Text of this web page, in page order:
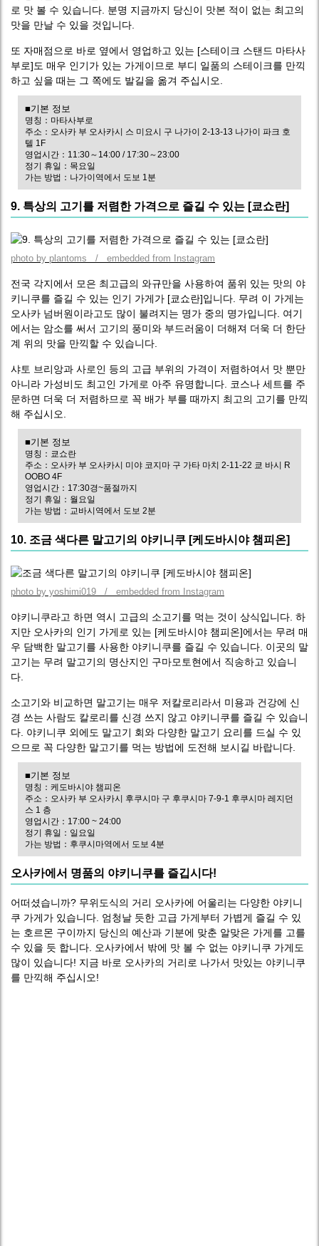
로 맛 볼 수 있습니다. 분명 지금까지 당신이 맛본 적이 없는 최고의
맛을 만날 수 있을 것입니다.
또 자매점으로 바로 옆에서 영업하고 있는 [스테이크 스탠드 마타사
부로]도 매우 인기가 있는 가게이므로 부디 일품의 스테이크를 만끽
하고 싶을 때는 그 쪽에도 발길을 옮겨 주십시오.
■기본 정보
명칭：마타사부로
주소：오사카 부 오사카시 스 미요시 구 나가이 2-13-13 나가이 파크 호
텔 1F
영업시간：11:30～14:00 / 17:30～23:00
정기 휴일：목요일
가는 방법：나가이역에서 도보 1분
9. 특상의 고기를 저렴한 가격으로 즐길 수 있는 [쿄쇼란]
photo by plantoms / embedded from Instagram
전국 각지에서 모은 최고급의 와규만을 사용하여 품위 있는 맛의 야
키니쿠를 즐길 수 있는 인기 가게가 [쿄쇼란]입니다. 무려 이 가게는
오사카 넘버원이라고도 많이 불려지는 명가 중의 명가입니다. 여기
에서는 암소를 써서 고기의 풍미와 부드러움이 더해져 더욱 더 한단
계 위의 맛을 만끽할 수 있습니다.
샤토 브리앙과 사로인 등의 고급 부위의 가격이 저렴하여서 맛 뿐만
아니라 가성비도 최고인 가게로 아주 유명합니다. 코스나 세트를 주
문하면 더욱 더 저렴하므로 꼭 배가 부를 때까지 최고의 고기를 만끽
해 주십시오.
■기본 정보
명칭：쿄쇼란
주소：오사카 부 오사카시 미야 코지마 구 가타 마치 2-11-22 쿄 바시 R
OOBO 4F
영업시간：17:30경~품절까지
정기 휴일：월요일
가는 방법：교바시역에서 도보 2분
10. 조금 색다른 말고기의 야키니쿠 [케도바시야 챔피온]
photo by yoshimi019 / embedded from Instagram
야키니쿠라고 하면 역시 고급의 소고기를 먹는 것이 상식입니다. 하
지만 오사카의 인기 가게로 있는 [케도바시야 챔피온]에서는 무려 매
우 담백한 말고기를 사용한 야키니쿠를 즐길 수 있습니다. 이곳의 말
고기는 무려 말고기의 명산지인 구마모토현에서 직송하고 있습니
다.
소고기와 비교하면 말고기는 매우 저칼로리라서 미용과 건강에 신
경 쓰는 사람도 칼로리를 신경 쓰지 않고 야키니쿠를 즐길 수 있습니
다. 야키니쿠 외에도 말고기 회와 다양한 말고기 요리를 드실 수 있
으므로 꼭 다양한 말고기를 먹는 방법에 도전해 보시길 바랍니다.
■기본 정보
명칭：케도바시야 챔피온
주소：오사카 부 오사카시 후쿠시마 구 후쿠시마 7-9-1 후쿠시마 레지던
스 1 층
영업시간：17:00 ~ 24:00
정기 휴일：일요일
가는 방법：후쿠시마역에서 도보 4분
오사카에서 명품의 야키니쿠를 즐깁시다!
어떠셨습니까? 무위도식의 거리 오사카에 어울리는 다양한 야키니
쿠 가게가 있습니다. 엄청날 듯한 고급 가게부터 가볍게 즐길 수 있
는 호르몬 구이까지 당신의 예산과 기분에 맞춘 알맞은 가게를 고를
수 있을 듯 합니다. 오사카에서 밖에 맛 볼 수 없는 야키니쿠 가게도
많이 있습니다! 지금 바로 오사카의 거리로 나가서 맛있는 야키니쿠
를 만끽해 주십시오!